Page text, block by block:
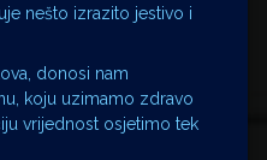
nešto izrazito jestivo i
donosi nam
koju uzimamo zdravo
vrijednost osjetimo tek